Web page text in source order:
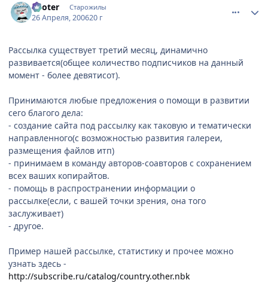
Looter Старожилы
26 Апреля, 200620 г
Рассылка существует третий месяц, динамично
развивается(общее количество подписчиков на данный
момент - более девятисот).
Принимаются любые предложения о помощи в развитии
сего благого дела:
- создание сайта под рассылку как таковую и тематически
направленного(с возможностью развития галереи,
размещения файлов итп)
- принимаем в команду авторов-соавторов с сохранением
всех ваших копирайтов.
- помощь в распространении информации о
рассылке(если, с вашей точки зрения, она того
заслуживает)
- другое.
Пример нашей рассылке, статистику и прочее можно
узнать здесь -
http://subscribe.ru/catalog/country.other.nbk